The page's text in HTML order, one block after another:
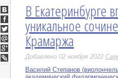
В Екатеринбурге
уникальное
Крамаржа
Добавлено 02 ноября 2022
Василий Степанов
ВКонтакте
Facebook
Twitter
Мой
Мир
Google+
LiveJournal